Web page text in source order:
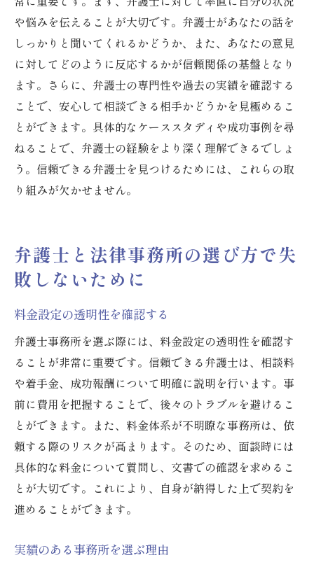
や悩みを伝えることが大切です。弁護士があなたの話を
しっかりと聞いてくれるかどうか、また、あなたの意見
に対してどのように反応するかが信頼関係の基盤となり
ます。さらに、弁護士の専門性や過去の実績を確認する
ことで、安心して相談できる相手かどうかを見極めるこ
とができます。具体的なケーススタディや成功事例を尋
ねることで、弁護士の経験をより深く理解できるでしょ
う。信頼できる弁護士を見つけるためには、これらの取
り組みが欠かせません。
弁護士と法律事務所の選び方で失
敗しないために
料金設定の透明性を確認する
弁護士事務所を選ぶ際には、料金設定の透明性を確認す
ることが非常に重要です。信頼できる弁護士は、相談料
や着手金、成功報酬について明確に説明を行います。事
前に費用を把握することで、後々のトラブルを避けるこ
とができます。また、料金体系が不明瞭な事務所は、依
頼する際のリスクが高まります。そのため、面談時には
具体的な料金について質問し、文書での確認を求めるこ
とが大切です。これにより、自身が納得した上で契約を
進めることができます。
実績のある事務所を選ぶ理由